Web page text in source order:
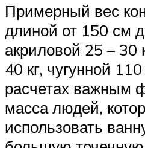
Примерный вес
длиной от 150 см
акриловой 25 – 30
40 кг, чугунной
расчетах важным
масса людей,
использовать